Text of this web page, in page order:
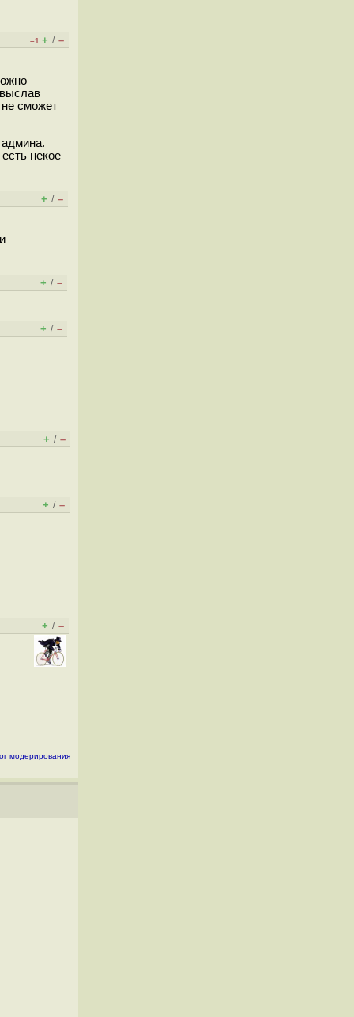
–1 + / –
не сможет
админа.
некое
+ / –
+ / –
+ / –
+ / –
+ / –
+ / –
модерирования